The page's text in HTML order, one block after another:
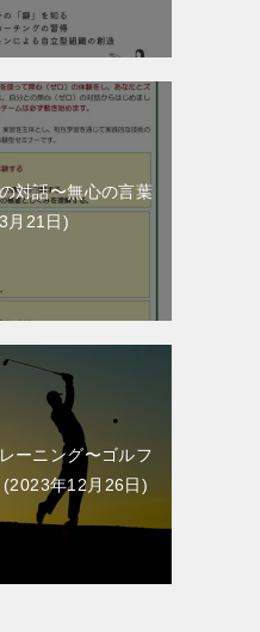
対話〜無心の言葉
月21日
ーニング〜ゴルフ
2023年12月26日